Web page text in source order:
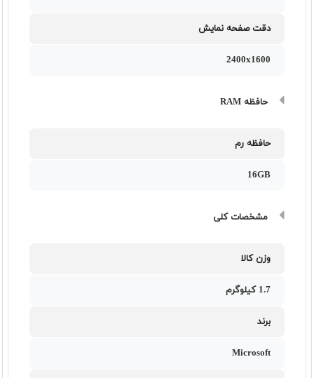
دقت صفحه نمایش
2400x1600
حافظه RAM
حافظه رم
16GB
مشخصات کلی
وزن کالا
1.7 کیلوگرم
برند
Microsoft